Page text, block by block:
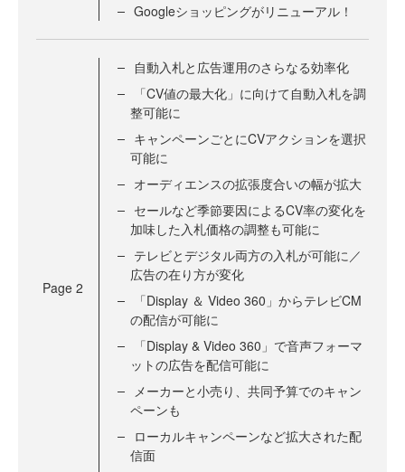
Googleショッピングがリニューアル！
Page 2
自動入札と広告運用のさらなる効率化
「CV値の最大化」に向けて自動入札を調
整可能に
キャンペーンごとにCVアクションを選択
可能に
オーディエンスの拡張度合いの幅が拡大
セールなど季節要因によるCV率の変化を
加味した入札価格の調整も可能に
テレビとデジタル両方の入札が可能に／
広告の在り方が変化
「Display ＆ Video 360」からテレビCM
の配信が可能に
「Display & Video 360」で音声フォーマ
ットの広告を配信可能に
メーカーと小売り、共同予算でのキャン
ペーンも
ローカルキャンペーンなど拡大された配
信面